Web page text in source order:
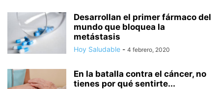
Desarrollan el primer fármaco del
mundo que bloquea la
metástasis
Hoy Saludable - 4 febrero, 2020
En la batalla contra el cáncer, no
tienes por qué sentirte...